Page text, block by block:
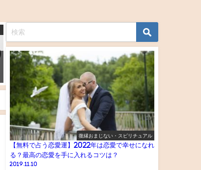
生年月日占い・別れた元彼（元
カノ）の気持ちは？未練はまだ
ある？
2019年2月9日
復縁おまじない・スピリ
タロット占い・元彼に連絡
る？今、LINEは我慢？す
2019年2月28日
復縁おまじない・スピリチュアル
【無料で占う恋愛運】2022年は恋愛で幸せになれ
る？最高の恋愛を手に入れるコツは？
2019.11.10